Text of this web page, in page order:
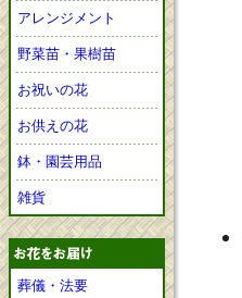
アレンジメント
野菜苗・果樹苗
お祝いの花
お供えの花
鉢・園芸用品
雑貨
葬儀・法要